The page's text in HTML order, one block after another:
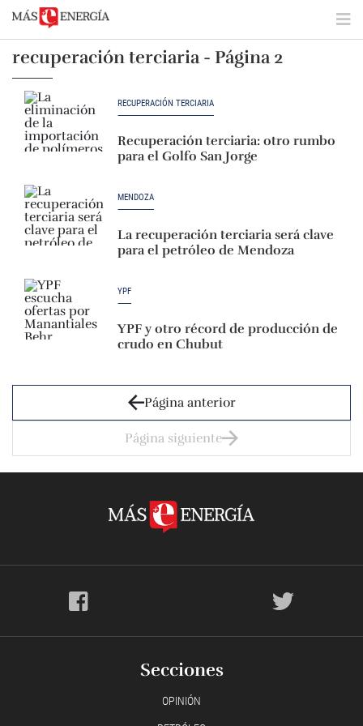
recuperación terciaria - Página 2
RECUPERACIÓN TERCIARIA
Recuperación terciaria: otro rumbo
para el Golfo San Jorge
MENDOZA
La recuperación terciaria será clave
para el petróleo de Mendoza
YPF
YPF y otro récord de producción de
crudo en Chubut
Página anterior
Página siguiente
Secciones
OPINIÓN